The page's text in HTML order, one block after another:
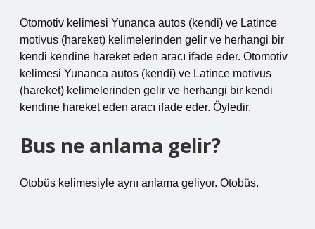
Otomotiv kelimesi Yunanca autos (kendi) ve Latince
motivus (hareket) kelimelerinden gelir ve herhangi bir
kendi kendine hareket eden aracı ifade eder. Otomotiv
kelimesi Yunanca autos (kendi) ve Latince motivus
(hareket) kelimelerinden gelir ve herhangi bir kendi
kendine hareket eden aracı ifade eder. Öyledir.
Bus ne anlama gelir?
Otobüs kelimesiyle aynı anlama geliyor. Otobüs.